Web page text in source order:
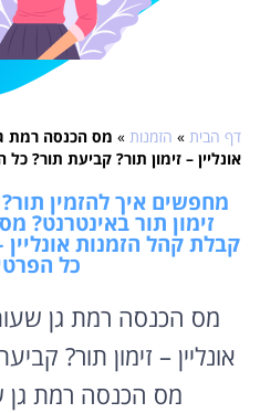
דף הבית » הזמנות » מס הכנסה רמת
אונליין – זימון תור? קביעת תור?
מחפשים איך להזמין
זימון תור באינטרנט?
קבלת קהל הזמנות אונליין
כל
מס הכנסה רמת גן
אונליין – זימון תור?
מס הכנסה רמת